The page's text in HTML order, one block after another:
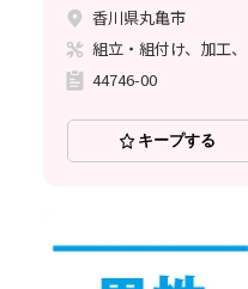
香川県丸亀市
44746-00
キープする